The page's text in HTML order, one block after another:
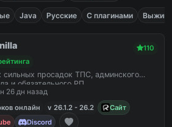
Java Русские С плагинами
110
сильных просадок ТПС, админского
и обязательного РП.
26 дн назад
онлайн
v 26.1.2 - 26.2
Сайт
Discord